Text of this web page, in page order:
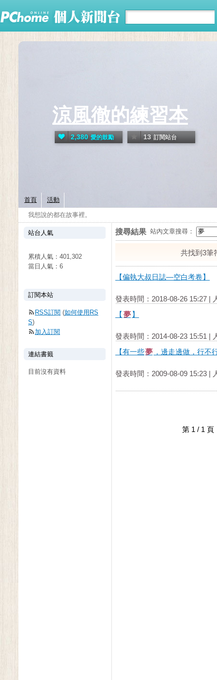
涼風徹的練習本
我想說的都在故事裡。
2,380 愛的鼓勵 13 訂閱站台
首頁 活動
搜尋結果 站內文章搜尋：
共找到3筆
【偏執大叔日誌—空白考卷】
發表時間：2018-08-26 15:27 |
【 夢 】
發表時間：2014-08-23 15:51 |
【有一些夢 ，邊走邊做，行不
發表時間：2009-08-09 15:23 |
第 1 / 1
站台人氣
累積人氣： 401,302
當日人氣： 6
訂閱本站
RSS訂閱 (如何使用RS
S)
加入訂閱
連結書籤
目前沒有資料